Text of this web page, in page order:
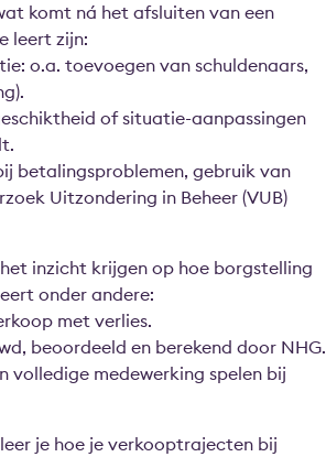
komt ná het afsluiten van een
leert zijn:
o.a. toevoegen van schuldenaars,
of situatie-aanpassingen
betalingsproblemen, gebruik van
Uitzondering in Beheer (VUB)
inzicht krijgen op hoe borgstelling
onder andere:
met verlies.
beoordeeld en berekend door NHG.
volledige medewerking spelen bij
je hoe je verkooptrajecten bij